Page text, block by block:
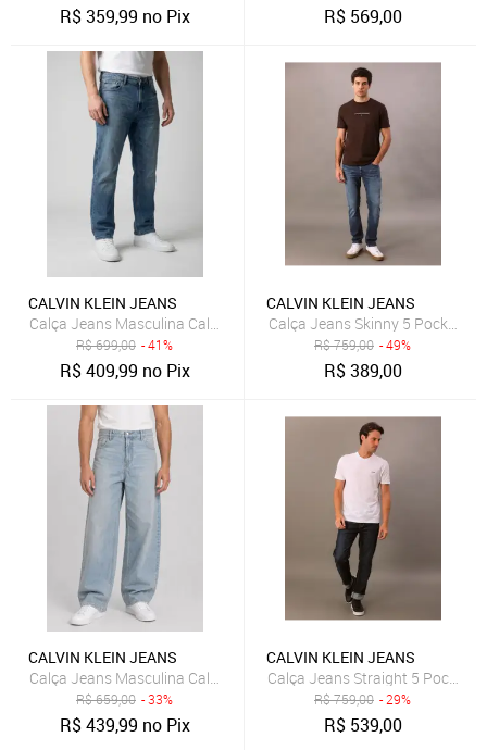
R$359,99 no Pix R$ 569,00
CALVIN KLEIN JEANS
Calça Jeans Masculina Calvin Klein Jeans 90s Straight 5 Pockets
R$699,00 - 41%
R$409,99 no Pix
CALVIN KLEIN JEANS
Calça Jeans Skinny 5 Pockets -
R$759,00 - 49%
R$389,00
CALVIN KLEIN JEANS
Calça Jeans Masculina Calvin Klein Jeans Baggy Azul
R$659,00 - 33%
R$439,99 no Pix
CALVIN KLEIN JEANS
Calça Jeans Straight 5 Pockets
R$759,00 - 29%
R$ 539,00